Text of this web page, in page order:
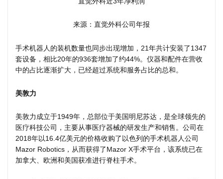
来源：直觉外科公司年报
手术机器人的装机数量也同步出现增加，21年共计安装了1347
套设备，相比20年的936套增加了约44%。仪器和配件在营收
中的占比逐渐扩大，已经超过系统和服务占比的总和。
美敦力
美敦力成立于1949年，总部位于美国明尼苏达，是全球领先的
医疗科技公司，主要从事医疗器械的研发生产和销售。公司在
2018年以16.4亿美元的价格收购了以色列的手术机器人公司
Mazor Robotics，从而获得了Mazor X手术平台，该系统已在
加拿大、欧洲和美国获准进行脊柱手术。